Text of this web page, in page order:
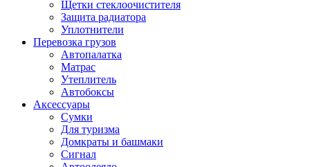
Щетки стеклоочистителя
Защита радиатора
Уплотнители
Перевозка грузов
Автопалатка
Матрас
Утеплитель
Автобоксы
Аксессуары
Сумки
Для туризма
Домкраты и башмаки
Сигнал